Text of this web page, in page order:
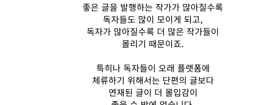
좋은 글을 발행하는 작가가 많아질수록
독자들도 많이 모이게 되고,
독자가 많아질수록 더 많은 작가들이
몰리기 때문이죠.
특히나 독자들이 오래 플랫폼에
체류하기 위해서는 단편의 글보다
연재된 글이 더 몰입감이